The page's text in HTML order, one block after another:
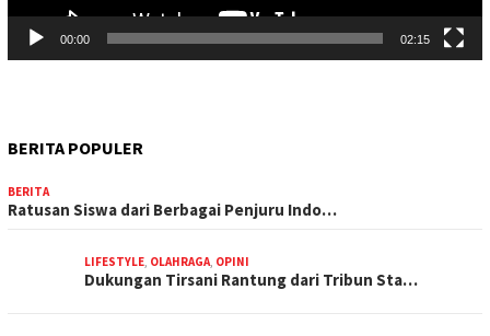
00:00 02:15
BERITA POPULER
BERITA
Ratusan Siswa dari Berbagai Penjuru Indo…
LIFESTYLE, OLAHRAGA, OPINI
Dukungan Tirsani Rantung dari Tribun Sta…